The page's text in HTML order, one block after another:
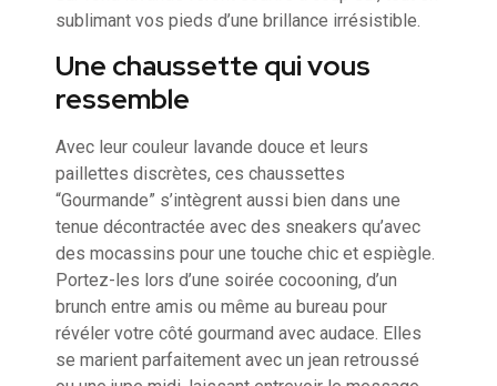
sublimant vos pieds d’une brillance irrésistible.
Une chaussette qui vous
ressemble
Avec leur couleur lavande douce et leurs
paillettes discrètes, ces chaussettes
“Gourmande” s’intègrent aussi bien dans une
tenue décontractée avec des sneakers qu’avec
des mocassins pour une touche chic et espiègle.
Portez-les lors d’une soirée cocooning, d’un
brunch entre amis ou même au bureau pour
révéler votre côté gourmand avec audace. Elles
se marient parfaitement avec un jean retroussé